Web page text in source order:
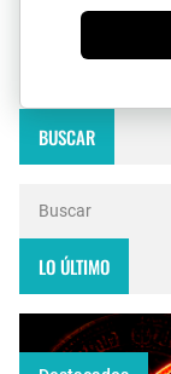
BUSCAR
LO ÚLTIMO